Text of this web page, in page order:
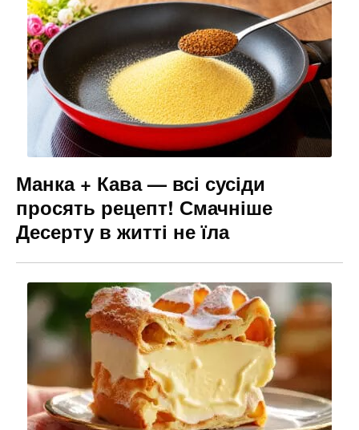
Манка + Кава — всі сусіди
просять рецепт! Смачніше
Десерту в житті не їла